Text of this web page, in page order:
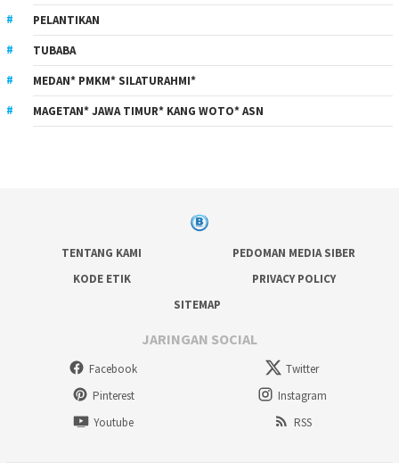
PELANTIKAN
TUBABA
MEDAN* PMKM* SILATURAHMI*
MAGETAN* JAWA TIMUR* KANG WOTO* ASN
TENTANG KAMI
PEDOMAN MEDIA SIBER
KODE ETIK
PRIVACY POLICY
SITEMAP
JARINGAN SOCIAL
Facebook
Twitter
Pinterest
Instagram
Youtube
RSS